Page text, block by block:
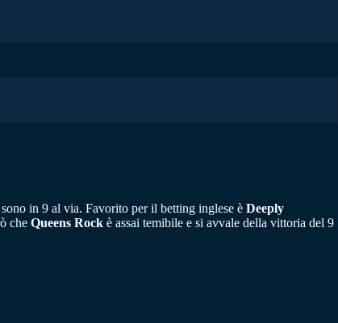
in 9 al via. Favorito per il betting inglese è Deeply
che Queens Rock è assai temibile e si avvale della vittoria del 9